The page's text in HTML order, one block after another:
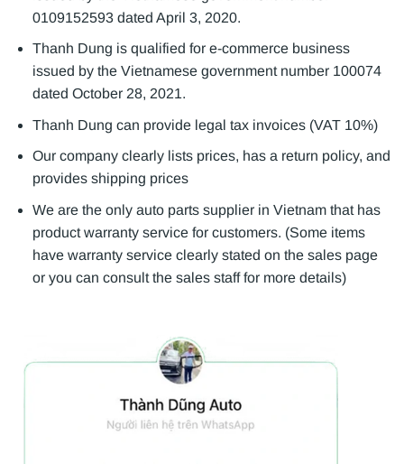
0109152593 dated April 3, 2020.
Thanh Dung is qualified for e-commerce business
issued by the Vietnamese government number 100074
dated October 28, 2021.
Thanh Dung can provide legal tax invoices (VAT 10%)
Our company clearly lists prices, has a return policy, and
provides shipping prices
We are the only auto parts supplier in Vietnam that has
product warranty service for customers. (Some items
have warranty service clearly stated on the sales page
or you can consult the sales staff for more details)